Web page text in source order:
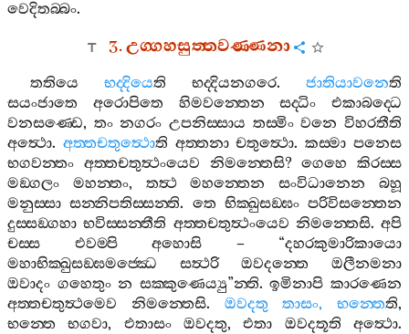
වෙදිතබ‍්බං.
3.උග‍්ගහසුත‍්තවණ‍්ණනා
තතියෙ භද‍්දියෙති භද‍්දියනගරෙ. ජාතියාවනෙති
සයංජාතෙ
අරොපිතෙ හිමවන‍්තෙන සද‍්ධිං
එකාබද‍්ධෙ
වනසණ‍්ඩෙ, තං නගරං උපනිස‍්සාය තස‍්මිං වනෙ විහරතීති
අත්‍ථො. අත‍්තචතුත්‍ථොති අත‍්තනා චතුත්‍ථො.කස‍්මා පනෙස
භගවන‍්තං අත‍්තචතුත්‍ථංයෙව නිමන‍්තෙසි?ගෙහෙ
කිරස‍්ස
මඞ‍්ගලං
මහන‍්තං, තත්‍ථ මහන‍්තෙන සංවිධානෙන
බහූ
මනුස‍්සා සන‍්නිපතිස‍්සන‍්ති. තෙ භික‍්ඛුසඞ‍්ඝං පරිවිසන‍්තෙන
දුස‍්සඞ‍්ගහා භවිස‍්සන‍්තීති අත‍්තචතුත්‍ථංයෙව නිමන‍්තෙසි. අපි
චස‍්ස
එවම‍්පි අහොසි – “දහරකුමාරිකායො
මහාභික‍්ඛුසඞ‍්ඝමජ‍්ඣෙ
සත්‍ථරි ඔවදන‍්තෙ
ඔලීනමනා
ඔවාදං ගහෙතුං න සක‍්කුණෙය්‍යු”න‍්ති.ඉමිනාපි කාරණෙන
අත‍්තචතුත්‍ථමෙව
නිමන‍්තෙසි. ඔවදතු තාසං, භන‍්තෙති,
භන‍්තෙ
භගවා, එතාසං ඔවදතු,එතා ඔවදතූති අත්‍ථො.